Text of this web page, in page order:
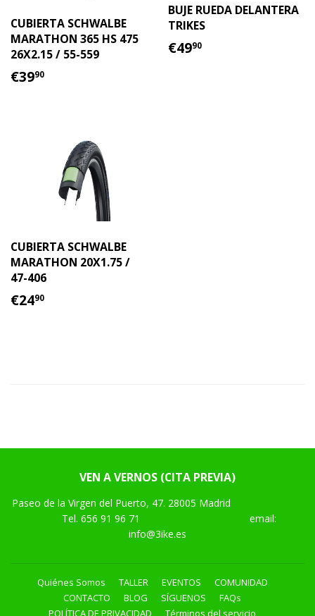
CUBIERTA SCHWALBE
MARATHON 365 HS 475
26X2.15 / 55-559
PRECIO
€3990
BUJE RUEDA DELANTERA
TRIKES
PRECIO
€4990
CUBIERTA SCHWALBE
MARATHON 20X1.75 /
47-406
PRECIO
€2490
VEN A VERNOS (CITA PREVIA)
Paseo de la Virgen del Puerto, 47. 28005 Madrid
Tel. 656 91 96 71
email:
info@3ike.es
Quiénes Somos TALLER EVENTOS
COMUNIDAD
CONTACTO
BLOG SÍGUENOS
FAQs
POLÍTICA DE PRIVACIDAD
Términos del servicio